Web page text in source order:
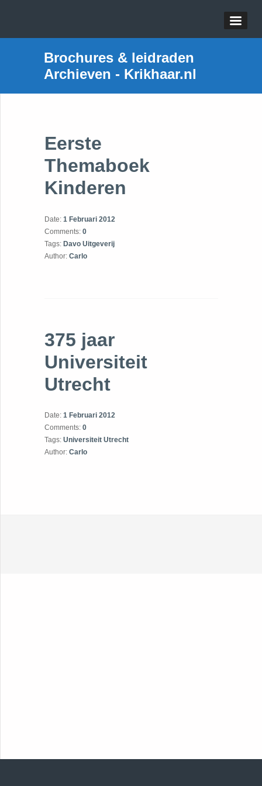
Brochures & leidraden
Archieven - Krikhaar.nl
Eerste
Themaboek
Kinderen
Date: 1 Februari 2012
Comments: 0
Tags: Davo Uitgeverij
Author: Carlo
375 jaar
Universiteit
Utrecht
Date: 1 Februari 2012
Comments: 0
Tags: Universiteit Utrecht
Author: Carlo